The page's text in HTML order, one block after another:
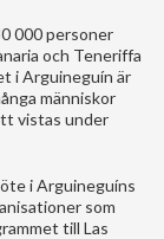
000 personer
och Teneriffa
i Arguineguín är
människor
vistas under
i Arguineguíns
som
till Las